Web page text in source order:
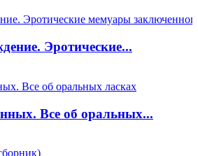
Эротические...
Все об оральных...